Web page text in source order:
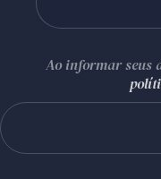
Ao informar seus